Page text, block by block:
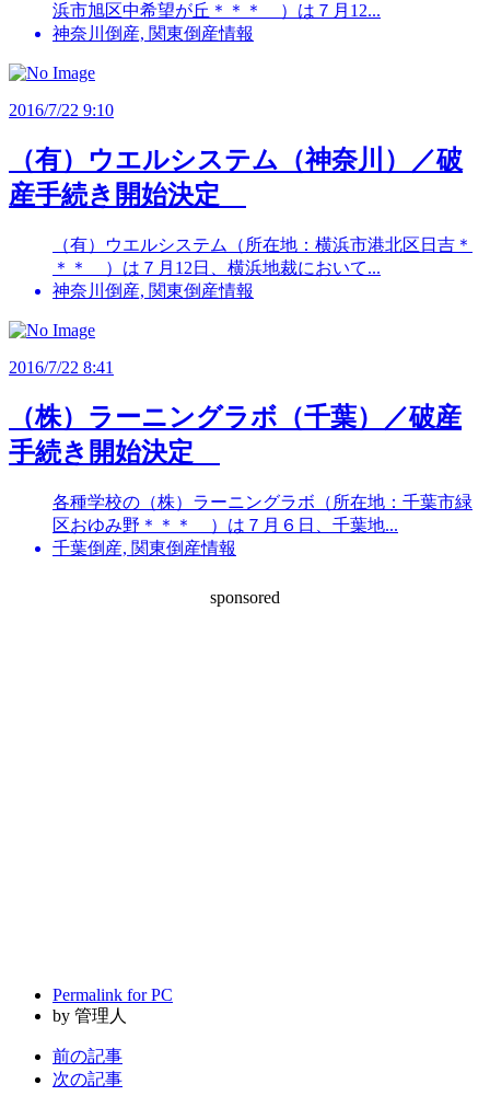
浜市旭区中希望が丘＊＊＊ ）は７月12...
神奈川倒産, 関東倒産情報
2016/7/22 9:10
（有）ウエルシステム（神奈川）／破
産手続き開始決定
（有）ウエルシステム（所在地：横浜市港北区日吉＊
＊＊ ）は７月12日、横浜地裁において...
神奈川倒産, 関東倒産情報
2016/7/22 8:41
（株）ラーニングラボ（千葉）／破産
手続き開始決定
各種学校の（株）ラーニングラボ（所在地：千葉市緑
区おゆみ野＊＊＊ ）は７月６日、千葉地...
千葉倒産, 関東倒産情報
sponsored
Permalink for PC
by 管理人
前の記事
次の記事